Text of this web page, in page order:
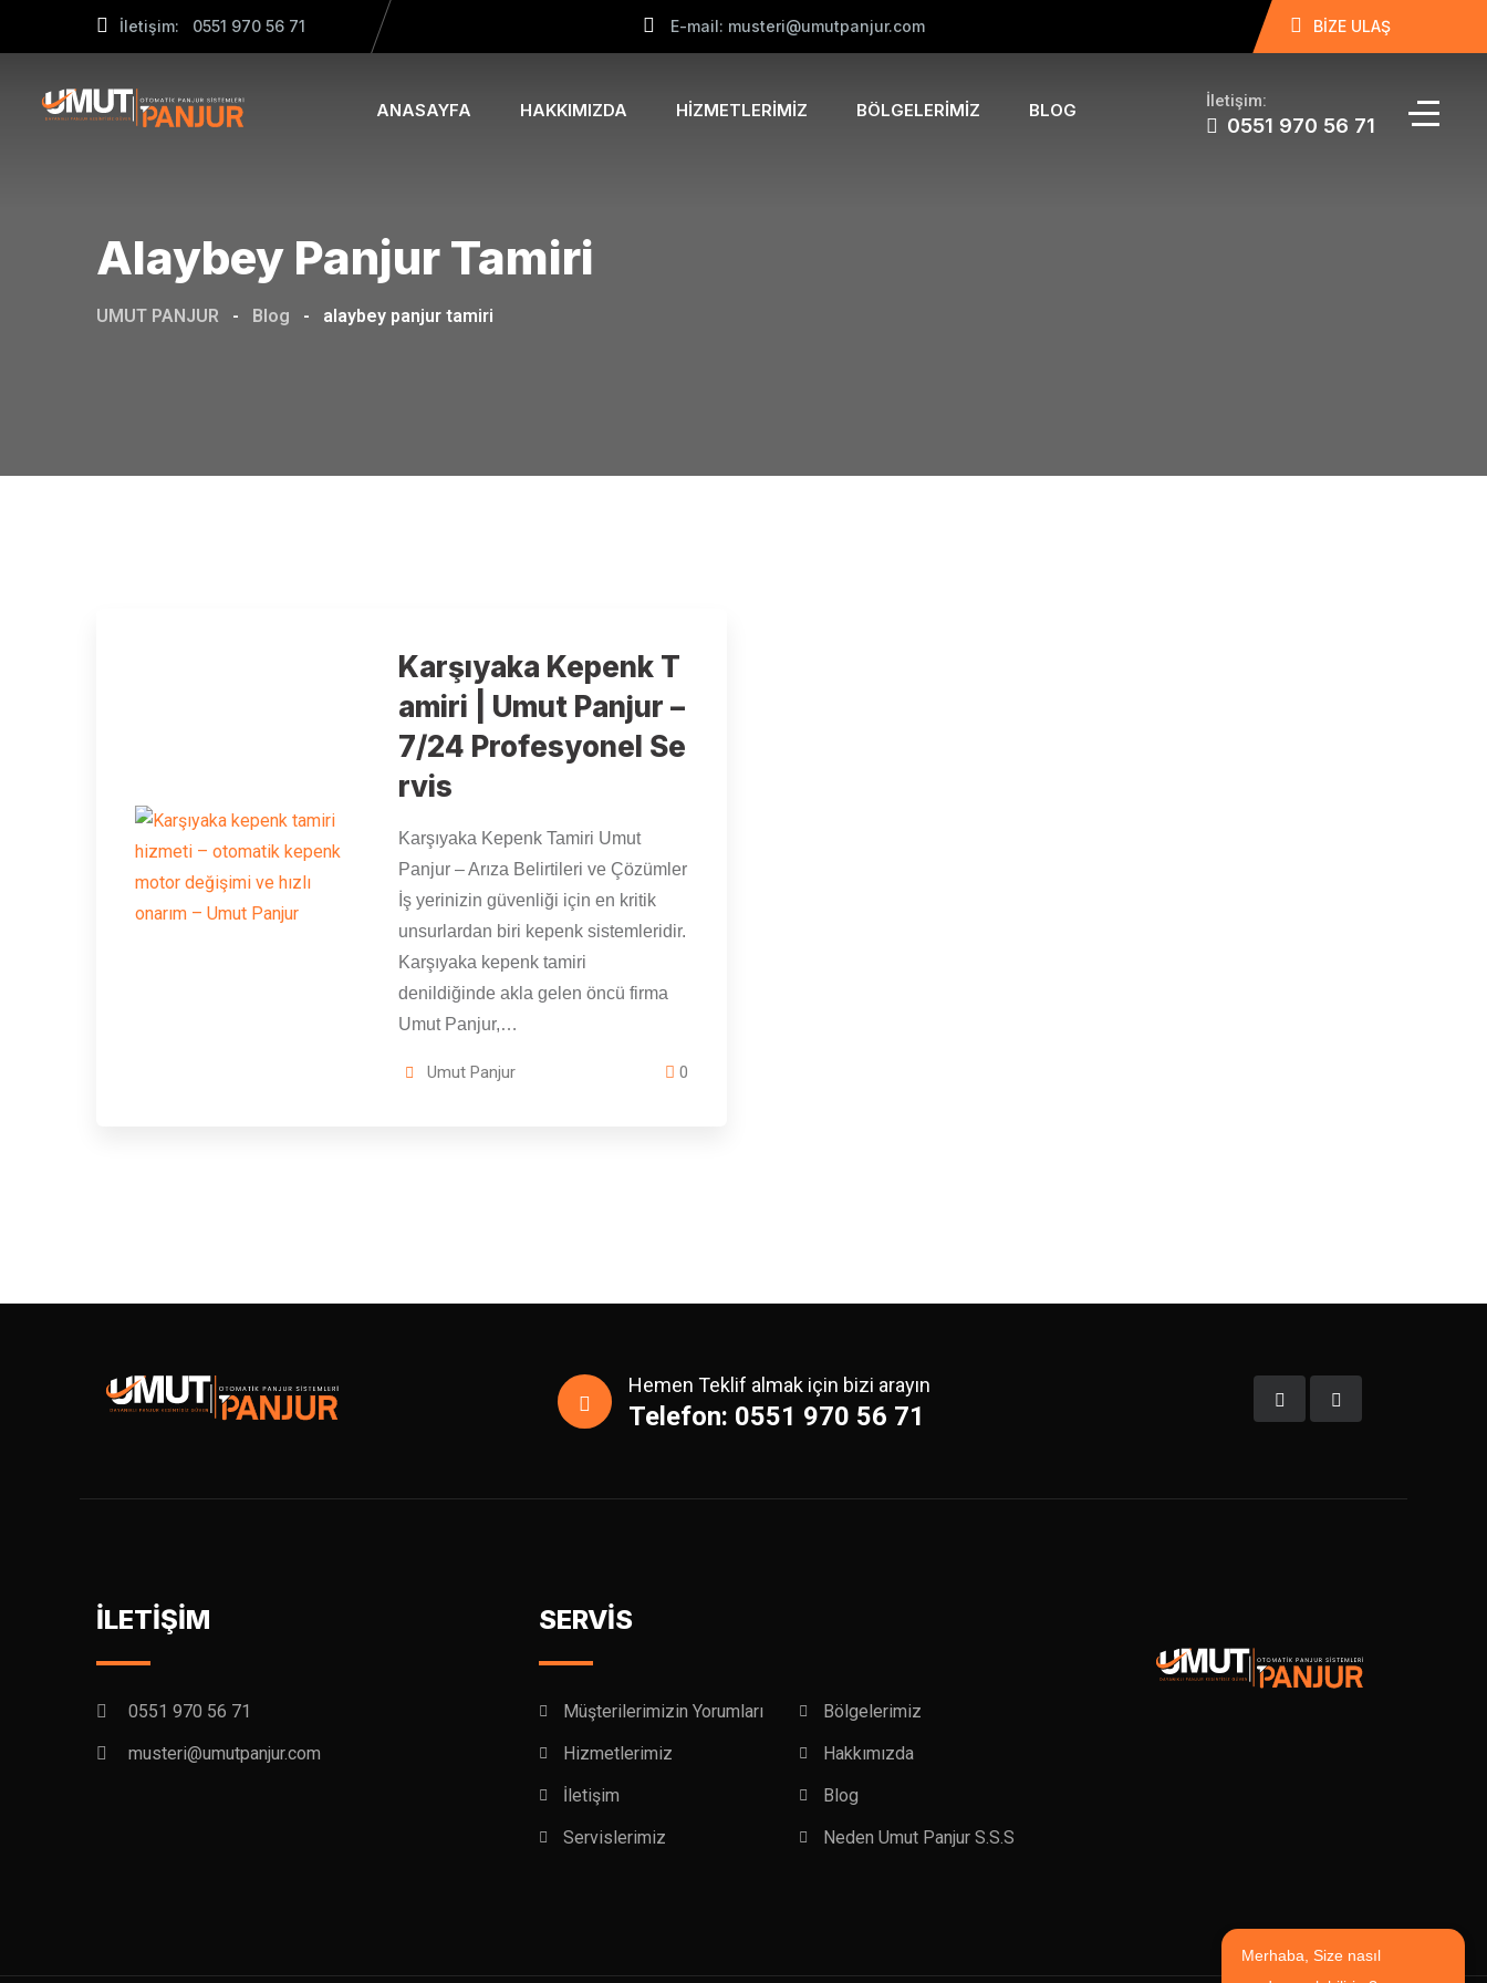
İletişim: 0551 970 56 71 E-mail: musteri@umutpanjur.com BİZE ULAŞ
ANASAYFA HAKKIMIZDA HIZMETLERIMIZ BÖLGELERIMIZ BLOG İletişim:
0551 970 56 71
Alaybey Panjur Tamiri
UMUT PANJUR - Blog - alaybey panjur tamiri
Karşıyaka Kepenk T
amiri | Umut Panjur –
7/24 Profesyonel Se
rvis
Karşıyaka Kepenk Tamiri Umut
Panjur – Arıza Belirtileri ve Çözümler
İş yerinizin güvenliği için en kritik
unsurlardan biri kepenk sistemleridir.
Karşıyaka kepenk tamiri
denildiğinde akla gelen öncü firma
Umut Panjur,…
Umut Panjur 0
Hemen Teklif almak için bizi arayın
Telefon: 0551 970 56 71
İLETİŞİM
0551 970 56 71
musteri@umutpanjur.com
SERVİS
Müşterilerimizin Yorumları
Bölgelerimiz
Hizmetlerimiz
Hakkımızda
İletişim
Blog
Servislerimiz
Neden Umut Panjur S.S.S
Merhaba, Size nasıl